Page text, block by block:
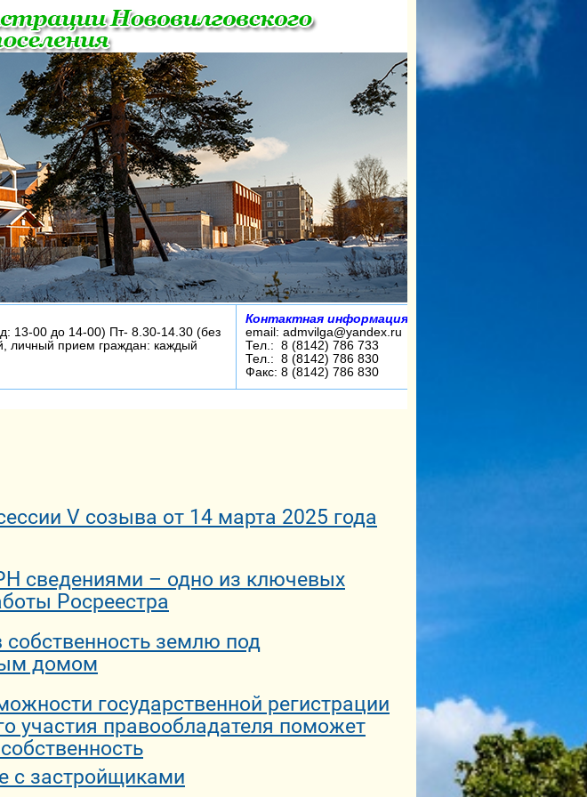
13-00 до 14-00) Пт- 8.30-14.30 (без
личный прием граждан: каждый
Контактная информация:
email: admvilga@yandex.ru
Тел.: 8 (8142) 786 733
Тел.: 8 (8142) 786 830
Факс: 8 (8142) 786 830
V созыва от 14 марта 2025 года
сведениями – одно из ключевых
Росреестра
землю под
домом
государственной регистрации
участия правообладателя поможет
с застройщиками